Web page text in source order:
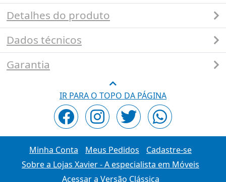
Detalhes do produto
Dados técnicos
Garantia
IR PARA O TOPO DA PÁGINA
Minha Conta Meus Pedidos
Cadastre-se
Sobre a Lojas Xavier - A especialista em Móveis
Acessar a Versão Clássica